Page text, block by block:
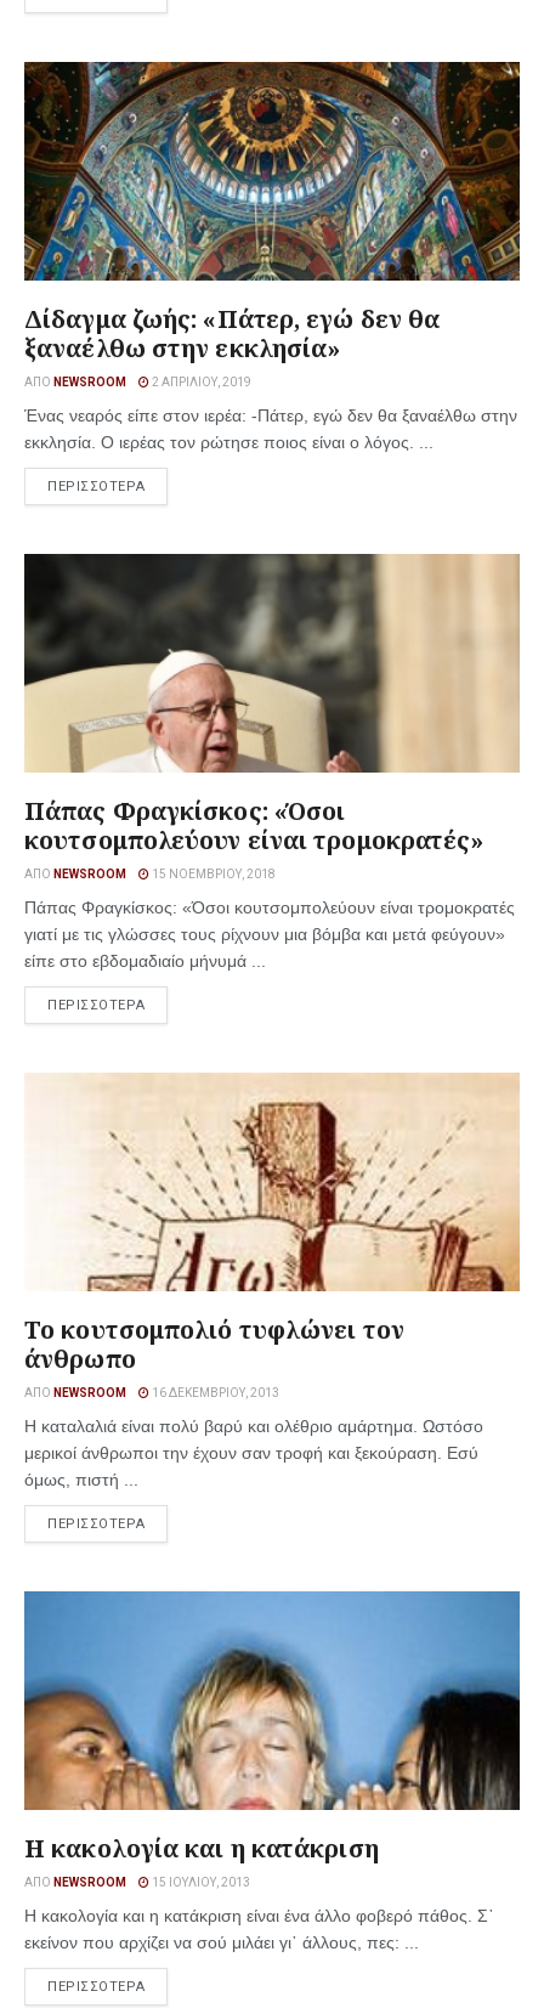
Δίδαγμα ζωής: «Πάτερ, εγώ δεν θα
ξαναέλθω στην εκκλησία»
ΑΠΌ NEWSROOM 2 ΑΠΡΙΛΊΟΥ, 2019
Ένας νεαρός είπε στον ιερέα: -Πάτερ, εγώ δεν θα ξαναέλθω στην
εκκλησία. Ο ιερέας τον ρώτησε ποιος είναι ο λόγος. ...
ΠΕΡΙΣΣΟΤΕΡΑ
Πάπας Φραγκίσκος: «Όσοι
κουτσομπολεύουν είναι τρομοκρατές»
ΑΠΌ NEWSROOM 15 ΝΟΕΜΒΡΊΟΥ, 2018
Πάπας Φραγκίσκος: «Όσοι κουτσομπολεύουν είναι τρομοκρατές
γιατί με τις γλώσσες τους ρίχνουν μια βόμβα και μετά φεύγουν»
είπε στο εβδομαδιαίο μήνυμά ...
ΠΕΡΙΣΣΟΤΕΡΑ
Το κουτσομπολιό τυφλώνει τον
άνθρωπο
ΑΠΌ NEWSROOM 16 ΔΕΚΕΜΒΡΊΟΥ, 2013
Η καταλαλιά είναι πολύ βαρύ και ολέθριο αμάρτημα. Ωστόσο
μερικοί άνθρωποι την έχουν σαν τροφή και ξεκούραση. Εσύ
όμως, πιστή ...
ΠΕΡΙΣΣΟΤΕΡΑ
Η κακολογία και η κατάκριση
ΑΠΌ NEWSROOM 15 ΙΟΥΛΊΟΥ, 2013
Η κακολογία και η κατάκριση είναι ένα άλλο φοβερό πάθος. Σ᾿
εκείνον που αρχίζει να σού μιλάει γι᾿ άλλους, πες: ...
ΠΕΡΙΣΣΟΤΕΡΑ